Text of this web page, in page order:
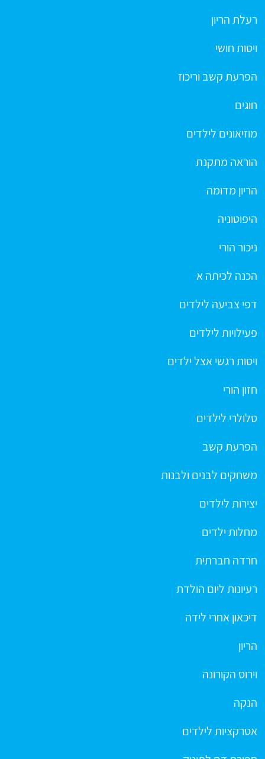
רעלת הריון
ויסות חושי
הפרעת קשב וריכוז
חוגים
מוזיאונים לילדים
הוראה מתקנת
הריון מדומה
היפוטוניה
ניכור הורי
הכנה לכיתה א
דפי צביעה לילדים
פעילויות לילדים
ויסות רגשי אצל ילדים
חזון הורי
סלולרי לילדים
הפרעת קשב
משחקים לבנים ולבנות
יצירות לילדים
מחלות ילדים
חרדה חברתית
רעיונות ליום הולדת
דיכאון אחרי לידה
הריון
וירוס הקורונה
הנקה
אטרקציות לילדים